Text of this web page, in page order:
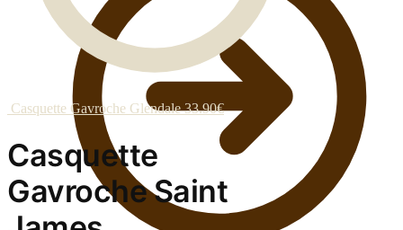
Casquette Gavroche Glendale 33.90€
Casquette
Gavroche Saint